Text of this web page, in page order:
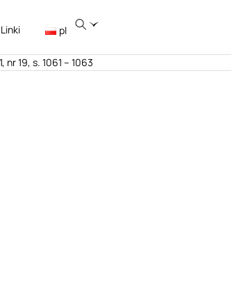
Linki pl
nr 19, s. 1061 – 1063